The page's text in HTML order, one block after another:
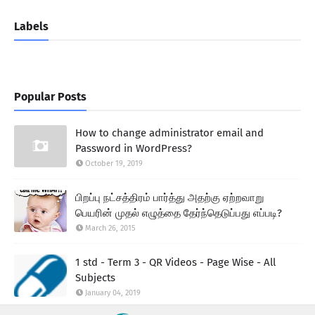
Labels
Popular Posts
How to change administrator email and
Password in WordPress?
October 19, 2019
பிறப்பு நட்சத்திரம் பார்த்து அதற்கு ஏற்றவாறு
பெயரின் முதல் எழுத்தை தேர்ந்தெடுப்பது எப்படி?
March 26, 2015
1 std - Term 3 - QR Videos - Page Wise - All
Subjects
January 04, 2019